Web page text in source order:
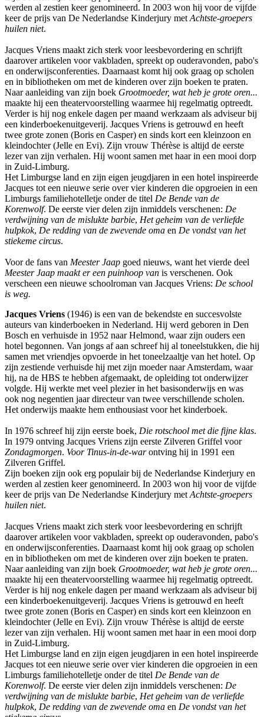
werden al zestien keer genomineerd. In 2003 won hij voor de vijfde
keer de prijs van De Nederlandse Kinderjury met Achtste-groepers
huilen niet.
Jacques Vriens maakt zich sterk voor leesbevordering en schrijft
daarover artikelen voor vakbladen, spreekt op ouderavonden, pabo's
en onderwijsconferenties. Daarnaast komt hij ook graag op scholen
en in bibliotheken om met de kinderen over zijn boeken te praten.
Naar aanleiding van zijn boek Grootmoeder, wat heb je grote oren...
maakte hij een theatervoorstelling waarmee hij regelmatig optreedt.
Verder is hij nog enkele dagen per maand werkzaam als adviseur bij
een kinderboekenuitgeverij. Jacques Vriens is getrouwd en heeft
twee grote zonen (Boris en Casper) en sinds kort een kleinzoon en
kleindochter (Jelle en Evi). Zijn vrouw Thérèse is altijd de eerste
lezer van zijn verhalen. Hij woont samen met haar in een mooi dorp
in Zuid-Limburg.
Het Limburgse land en zijn eigen jeugdjaren in een hotel inspireerde
Jacques tot een nieuwe serie over vier kinderen die opgroeien in een
Limburgs familiehotelletje onder de titel De Bende van de
Korenwolf. De eerste vier delen zijn inmiddels verschenen: De
verdwijning van de mislukte barbie, Het geheim van de verliefde
hulpkok, De redding van de zwevende oma en De vondst van het
stiekeme circus.
Voor de fans van Meester Jaap goed nieuws, want het vierde deel
Meester Jaap maakt er een puinhoop van is verschenen. Ook
verscheen een nieuwe schoolroman van Jacques Vriens: De school
is weg.
Jacques Vriens (1946) is een van de bekendste en succesvolste
auteurs van kinderboeken in Nederland. Hij werd geboren in Den
Bosch en verhuisde in 1952 naar Helmond, waar zijn ouders een
hotel begonnen. Van jongs af aan schreef hij al toneelstukken, die hij
samen met vriendjes opvoerde in het toneelzaaltje van het hotel. Op
zijn zestiende verhuisde hij met zijn moeder naar Amsterdam, waar
hij, na de HBS te hebben afgemaakt, de opleiding tot onderwijzer
volgde. Hij werkte met veel plezier in het basisonderwijs en was
ook nog negentien jaar directeur van twee verschillende scholen.
Het onderwijs maakte hem enthousiast voor het kinderboek.
In 1976 schreef hij zijn eerste boek, Die rotschool met die fijne klas.
In 1979 ontving Jacques Vriens zijn eerste Zilveren Griffel voor
Zondagmorgen. Voor Tinus-in-de-warontving hij in 1991 een
Zilveren Griffel.
Zijn boeken zijn ook erg populair bij de Nederlandse Kinderjury en
werden al zestien keer genomineerd. In 2003 won hij voor de vijfde
keer de prijs van De Nederlandse Kinderjury met Achtste-groepers
huilen niet.
Jacques Vriens maakt zich sterk voor leesbevordering en schrijft
daarover artikelen voor vakbladen, spreekt op ouderavonden, pabo's
en onderwijsconferenties. Daarnaast komt hij ook graag op scholen
en in bibliotheken om met de kinderen over zijn boeken te praten.
Naar aanleiding van zijn boek Grootmoeder, wat heb je grote oren...
maakte hij een theatervoorstelling waarmee hij regelmatig optreedt.
Verder is hij nog enkele dagen per maand werkzaam als adviseur bij
een kinderboekenuitgeverij. Jacques Vriens is getrouwd en heeft
twee grote zonen (Boris en Casper) en sinds kort een kleinzoon en
kleindochter (Jelle en Evi). Zijn vrouw Thérèse is altijd de eerste
lezer van zijn verhalen. Hij woont samen met haar in een mooi dorp
in Zuid-Limburg.
Het Limburgse land en zijn eigen jeugdjaren in een hotel inspireerde
Jacques tot een nieuwe serie over vier kinderen die opgroeien in een
Limburgs familiehotelletje onder de titel De Bende van de
Korenwolf. De eerste vier delen zijn inmiddels verschenen: De
verdwijning van de mislukte barbie, Het geheim van de verliefde
hulpkok, De redding van de zwevende oma en De vondst van het